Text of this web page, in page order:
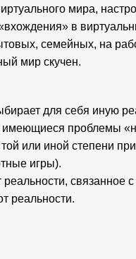
мира,
в
семейных, на
мир скучен.
для себя иную
имеющиеся проблемы
или иной степени
игры).
связанное
реальности.